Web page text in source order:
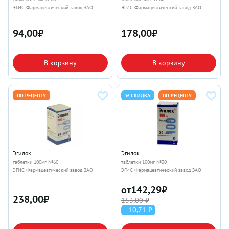
ЭГИС Фармацевтический завод ЗАО
94,00₽
В корзину
ЭГИС Фармацевтический завод ЗАО
178,00₽
В корзину
ПО РЕЦЕПТУ
Эгилок
таблетки 100мг №60
ЭГИС Фармацевтический завод ЗАО
238,00₽
% СКИДКА ПО РЕЦЕПТУ
Эгилок
таблетки 100мг №30
ЭГИС Фармацевтический завод ЗАО
от142,29₽
153,00 ₽
- 10,71 ₽